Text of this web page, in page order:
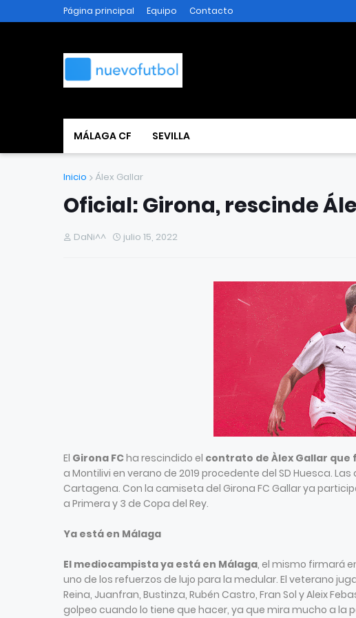
Página principal Equipo Contacto
MÁLAGA CF SEVILLA
Inicio Álex Gallar
Oficial: Girona, rescinde
DaNi^^ julio 15, 2022
El Girona FCha rescindido el contrato de Àlex Gallar que
a Montilivi en verano de 2019 procedente del SD Huesca.
Cartagena. Con la camiseta del Girona FC Gallar ya
a Primera y 3 de Copa del Rey.
Ya está en Málaga
El mediocampista ya está en Málaga, el mismo firmará
uno de los refuerzos de lujo para la medular. El veterano
Reina, Juanfran, Bustinza, Rubén Castro, Fran Sol y Aleix
golpeo cuando lo tiene que hacer, ya que mira mucho a la